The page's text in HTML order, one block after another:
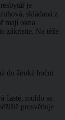
je
skládaná z
mají okna
zákristie. Na téže
do široké boční
časté, mohlo se
prosvětluje